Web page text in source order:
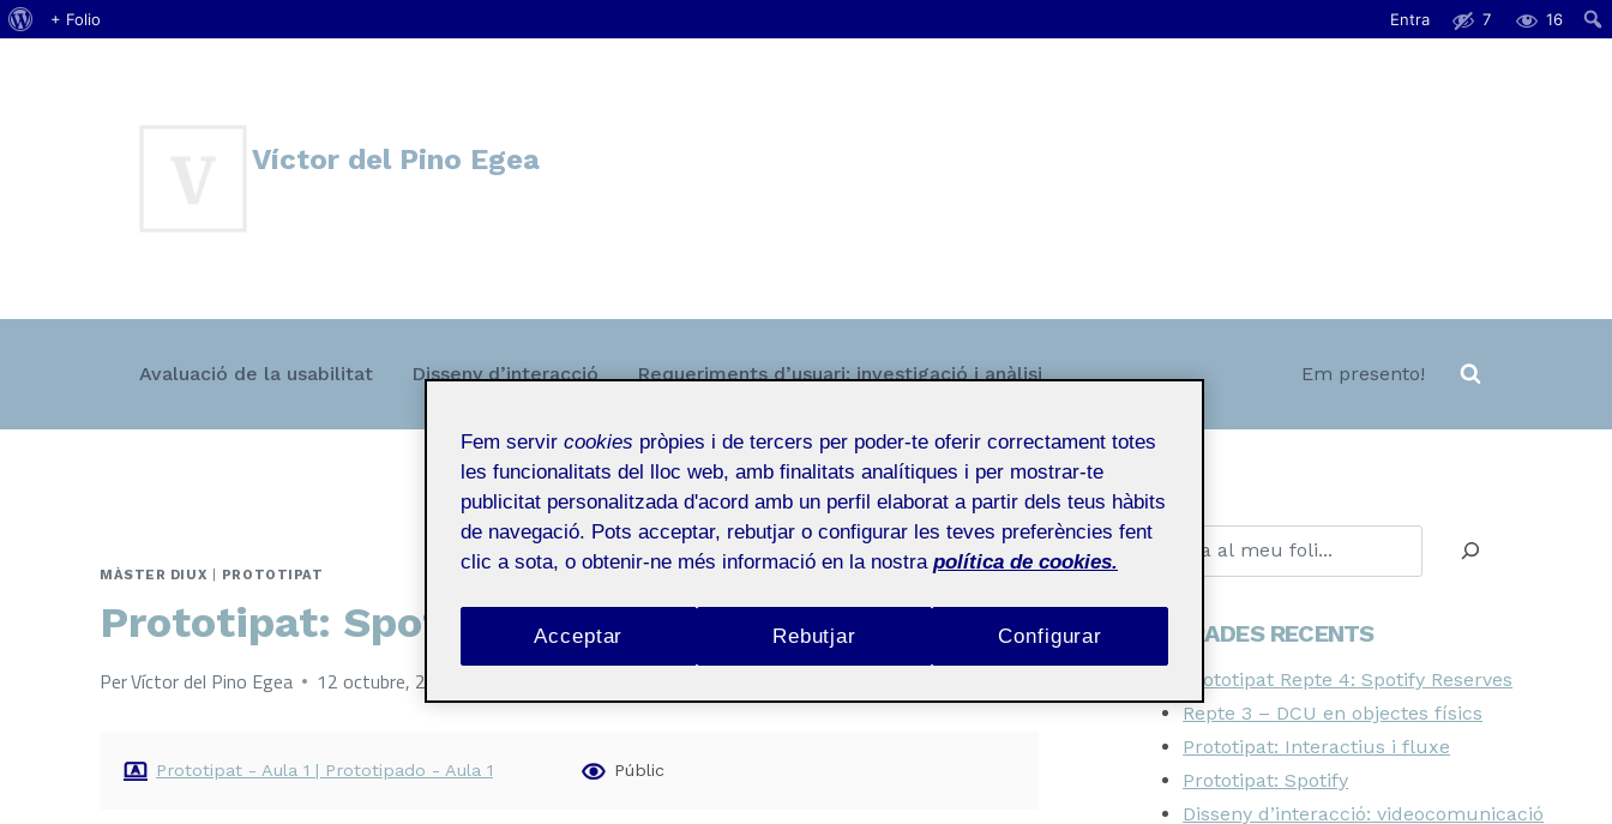
Quant
+ Folio Entra 7 16
Víctor del Pino Egea
Avaluació de la usabilitat Disseny d’interacció Requeriments d’usuari: investigació i anàlisi Em presento!
MÀSTER DIUX PROTOTIPAT
Prototipat: Spotify
PerVíctor del Pino Egea 12 octubre, 2023
Prototipat - Aula 1 | Prototipado - Aula 1 Públic
Cerca
ENTRADES RECENTS
Prototipat Repte 4: Spotify Reserves
Repte 3 – DCU en objectes físics
Prototipat: Interactius i fluxe
Prototipat: Spotify
Disseny d’interacció: videocomunicació
Fem servir cookies pròpies i de tercers per poder-te oferir correctament totes
les funcionalitats del lloc web, amb finalitats analítiques i per mostrar-te
publicitat personalitzada d'acord amb un perfil elaborat a partir dels teus hàbits
de navegació. Pots acceptar, rebutjar o configurar les teves preferències fent
clic a sota, o obtenir-ne més informació en la nostra política de cookies.
Rebutjar
Acceptar Configurar